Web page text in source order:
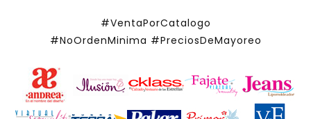
#VentaPorCatalogo
#NoOrdenMinima #PreciosDeMayoreo